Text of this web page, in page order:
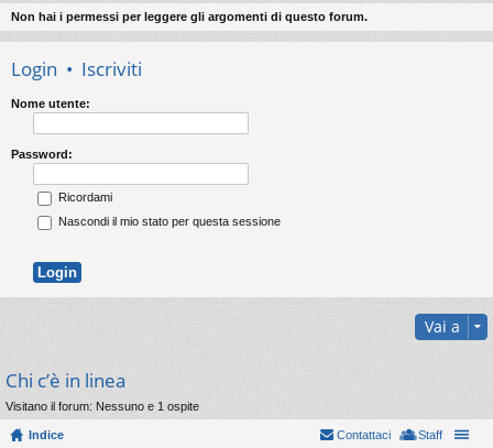
Non hai i permessi per leggere gli argomenti di questo forum.
Login • Iscriviti
Nome utente:
Password:
Ricordami
Nascondi il mio stato per questa sessione
Vai a
Chi c’è in linea
Visitano il forum: Nessuno e 1 ospite
Indice Staff
Contattaci